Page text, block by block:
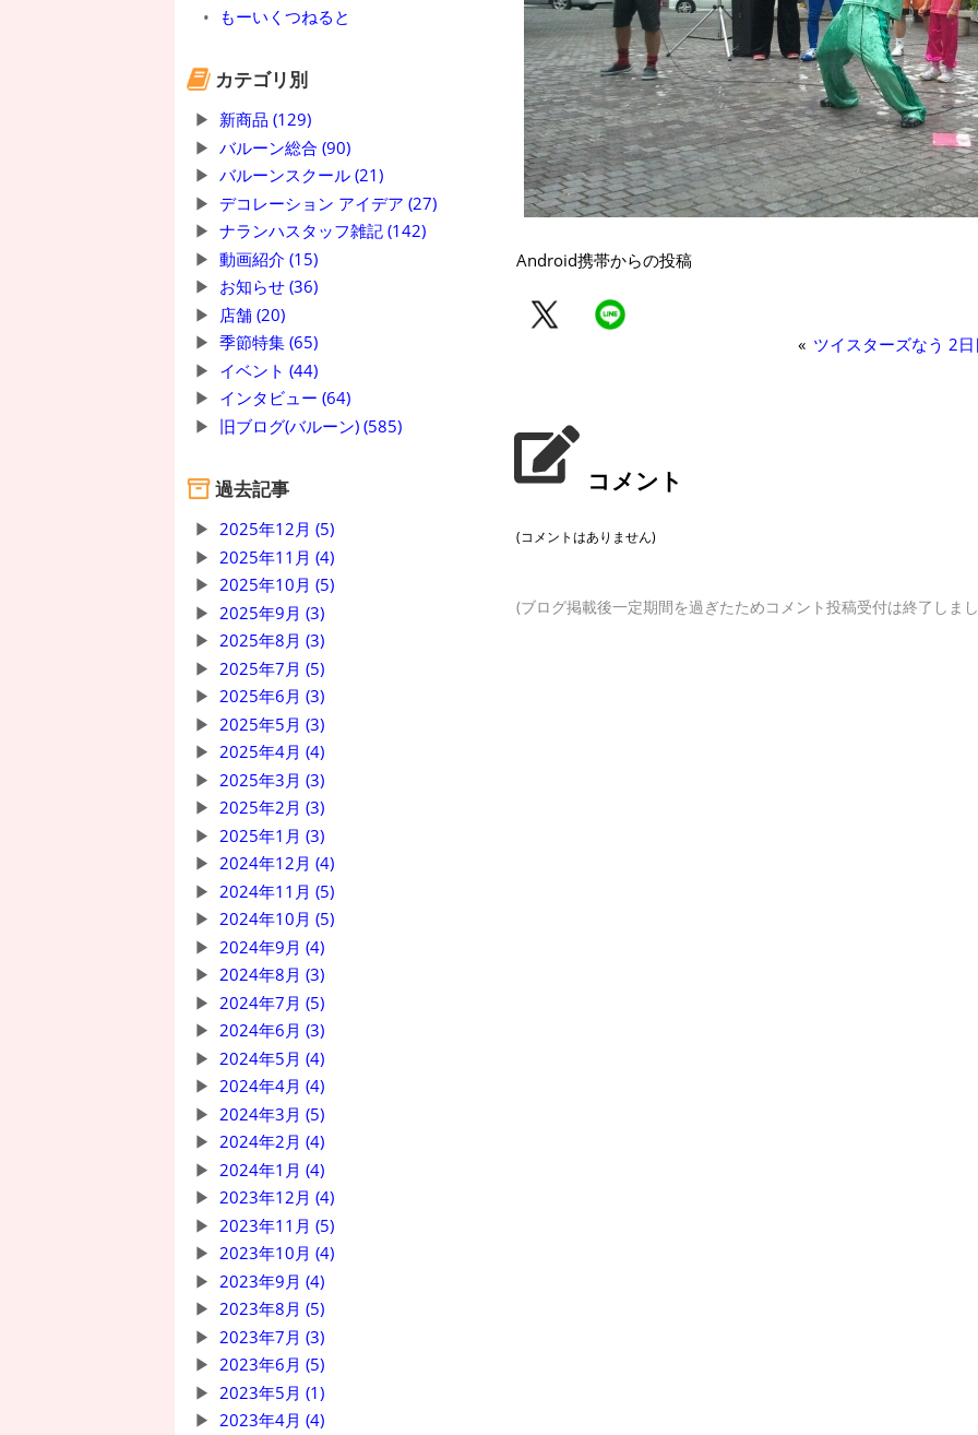
もーいくつねると
カテゴリ別
新商品 (129)
バルーン総合 (90)
バルーンスクール (21)
デコレーション アイデア (27)
ナランハスタッフ雑記 (142)
動画紹介 (15)
お知らせ (36)
店舗 (20)
季節特集 (65)
イベント (44)
インタビュー (64)
旧ブログ(バルーン) (585)
過去記事
2025年12月 (5)
2025年11月 (4)
2025年10月 (5)
2025年9月 (3)
2025年8月 (3)
2025年7月 (5)
2025年6月 (3)
2025年5月 (3)
2025年4月 (4)
2025年3月 (3)
2025年2月 (3)
2025年1月 (3)
2024年12月 (4)
2024年11月 (5)
2024年10月 (5)
2024年9月 (4)
2024年8月 (3)
2024年7月 (5)
2024年6月 (3)
2024年5月 (4)
2024年4月 (4)
2024年3月 (5)
2024年2月 (4)
2024年1月 (4)
2023年12月 (4)
2023年11月 (5)
2023年10月 (4)
2023年9月 (4)
2023年8月 (5)
2023年7月 (3)
2023年6月 (5)
2023年5月 (1)
2023年4月 (4)
Android携帯からの投稿
« ツイスターズなう 2
コメント
(コメントはありません)
(ブログ掲載後一定期間を過ぎたためコメント投稿受付は終了しま